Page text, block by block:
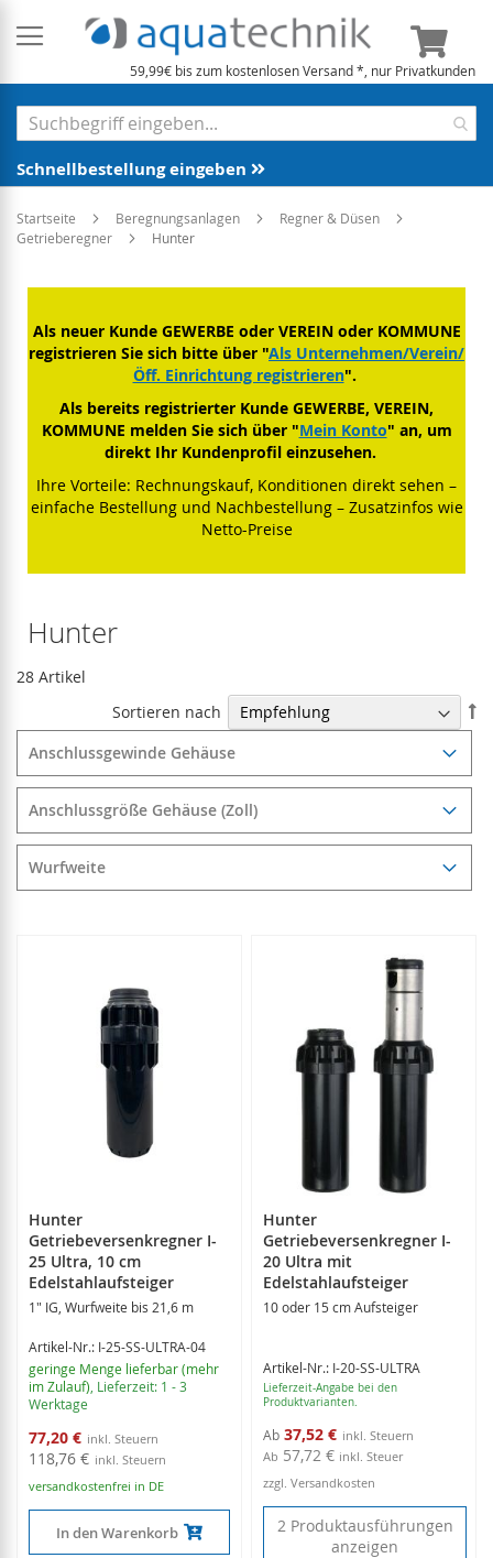
59,99€ bis zum kostenlosen Versand *, nur Privatkunden
Mein
Schnellbestellung eingeben
Startseite Beregnungsanlagen
Regner & Düsen
Getrieberegner
Hunter
Als neuer Kunde GEWERBE oder VEREIN oder KOMMUNE
registrieren Sie sich bitte über "Als Unternehmen/Verein/
Öff. Einrichtung registrieren".
Als bereits registrierter Kunde GEWERBE, VEREIN,
KOMMUNE melden Sie sich über "Mein Konto" an, um
direkt Ihr Kundenprofil einzusehen.
Ihre Vorteile: Rechnungskauf, Konditionen direkt sehen –
einfache Bestellung und Nachbestellung – Zusatzinfos wie
Netto-Preise
Hunter
28 Artikel
Sortieren nach
In
Anschlussgewinde Gehäuse
Anschlussgröße Gehäuse (Zoll)
Wurfweite
Hunter
Getriebeversenkregner I-
25 Ultra, 10 cm
Edelstahlaufsteiger
1" IG, Wurfweite bis 21,6 m
Artikel-Nr.: I-25-SS-ULTRA-04
geringe Menge lieferbar (mehr
im Zulauf) , Lieferzeit: 1 - 3
Werktage
Sonderangebot
77,20 €
118,76 €
versandkostenfrei in DE
In den Warenkorb
Hunter
Getriebeversenkregner I-
20 Ultra mit
Edelstahlaufsteiger
10 oder 15 cm Aufsteiger
Artikel-Nr.: I-20-SS-ULTRA
Lieferzeit-Angabe bei den
Produktvarianten.
Ab 37,52 €
Ab 57,72 € inkl. Steuer
zzgl. Versandkosten
2 Produktausführungen
anzeigen